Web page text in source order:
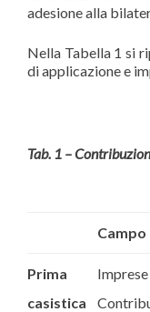
adesione alla
Nella Tabella 1 si
di applicazione e
Tab. 1 –
Prima
casistica